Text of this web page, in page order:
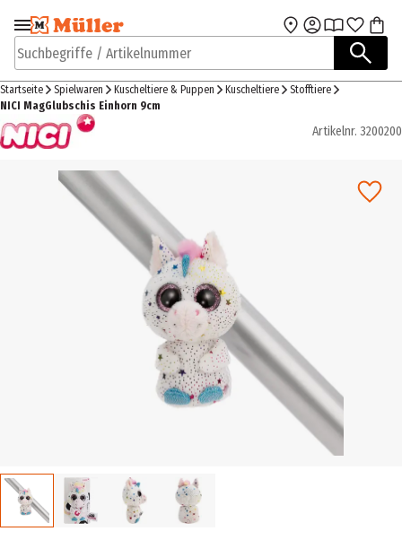
Zur Navigation
springen
Zum Hauptinhalt
Suchbegriffe / Artikelnummer
Startseite Spielwaren Kuscheltiere & Puppen Kuscheltiere
Stofftiere
NICI MagGlubschis Einhorn 9cm
Artikelnr. 3200200